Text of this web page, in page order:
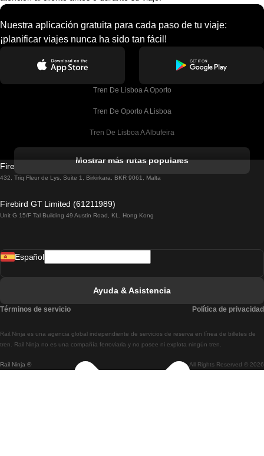
Nuestra aplicación gratuita para cada paso de tu viaje:
¡planificar viajes nunca ha sido tan fácil!
Tren De Lisboa A Oporto
Tren De Oporto A Lisboa
Tren De Lisboa A Albufeira
Tren De Lisboa A Lagos
Tren De Lisboa A Madrid
Tren De Lisboa A Braga
Tren De Braga A Lisboa
Mostrar más rutas populares
Firebird GT Limited (OC 1451)
432, Triq Fleur de Lys, Suite 1, Birkirkara, BKR 9061, Malta
Firebird GT Limited (61211989)
Unit G 15/F Tal Building 49 Austin Road, KL, Hong Kong
Rail Ninja ® All Rights Reserved © 2026
Rail.Ninja es una agencia global independiente de servicios de reserva en línea de billetes de
tren. Rail Ninja no es una compañía ferroviaria y no posee ni explota ningún tren.
Español
Ayuda & Asistencia
Términos de servicio Política de privacidad